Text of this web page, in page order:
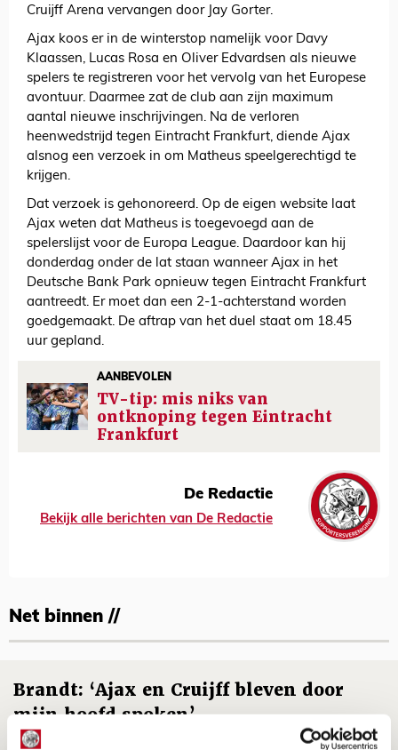
Cruijff Arena vervangen door Jay Gorter.
Ajax koos er in de winterstop namelijk voor Davy
Klaassen, Lucas Rosa en Oliver Edvardsen als nieuwe
spelers te registreren voor het vervolg van het Europese
avontuur. Daarmee zat de club aan zijn maximum
aantal nieuwe inschrijvingen. Na de verloren
heenwedstrijd tegen Eintracht Frankfurt, diende Ajax
alsnog een verzoek in om Matheus speelgerechtigd te
krijgen.
Dat verzoek is gehonoreerd. Op de eigen website laat
Ajax weten dat Matheus is toegevoegd aan de
spelerslijst voor de Europa League. Daardoor kan hij
donderdag onder de lat staan wanneer Ajax in het
Deutsche Bank Park opnieuw tegen Eintracht Frankfurt
aantreedt. Er moet dan een 2-1-achterstand worden
goedgemaakt. De aftrap van het duel staat om 18.45
uur gepland.
AANBEVOLEN
TV-tip: mis niks van
ontknoping tegen Eintracht
Frankfurt
De Redactie
Bekijk alle berichten van De Redactie
Net binnen //
Brandt: ‘Ajax en Cruijff bleven door
mijn hoofd spoken’
07 AUGUSTUS 2026 - 20:02